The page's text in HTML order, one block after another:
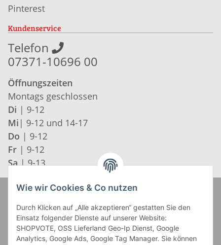
Pinterest
Kundenservice
Telefon
07371-10696 00
Öffnungszeiten
Montags geschlossen
Di | 9-12
Mi | 9-12 und 14-17
Do | 9-12
Fr | 9-12
Sa | 9-13
Wie wir Cookies & Co nutzen
Durch Klicken auf „Alle akzeptieren“ gestatten Sie den
Einsatz folgender Dienste auf unserer Website:
SHOPVOTE, OSS Lieferland Geo-Ip Dienst, Google
Analytics, Google Ads, Google Tag Manager. Sie können